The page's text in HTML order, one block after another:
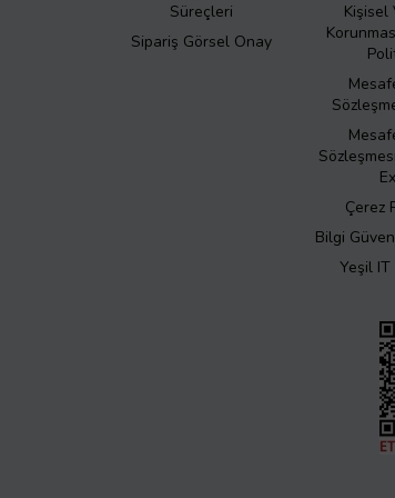
Süreçleri
Sipariş Görsel Onay
Kişisel
Çerez
Bilgi
Yeşil IT